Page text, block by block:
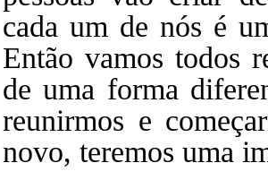
cada um de nós é
Então vamos todos
de uma forma
reunirmos e
novo, teremos uma